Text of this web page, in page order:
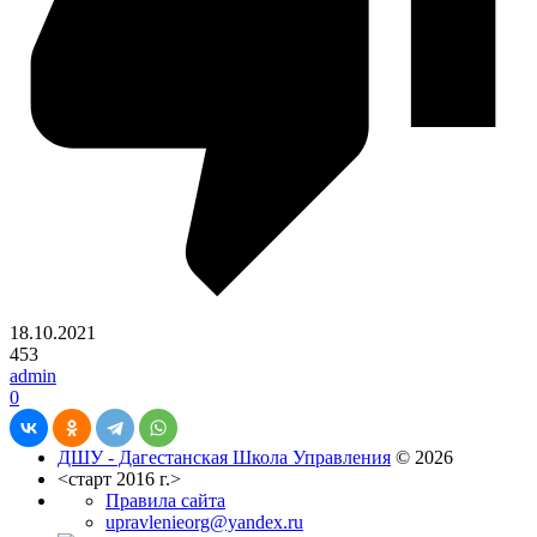
18.10.2021
453
admin
0
ДШУ - Дагестанская Школа Управления © 2026
<старт 2016 г.>
Правила сайта
upravlenieorg@yandex.ru